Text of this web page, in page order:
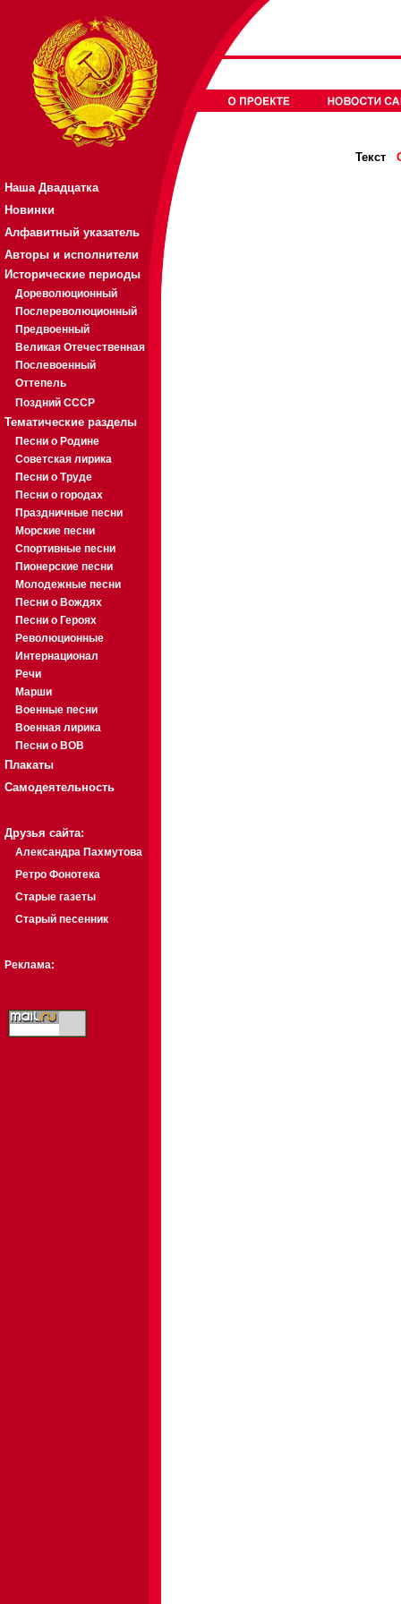
Наша Двадцатка
Новинки
Алфавитный указатель
Авторы и исполнители
Исторические периоды
Дореволюционный
Послереволюционный
Предвоенный
Великая Отечественная
Послевоенный
Оттепель
Поздний СССР
Тематические разделы
Песни о Родине
Советская лирика
Песни о Труде
Песни о городах
Праздничные песни
Морские песни
Спортивные песни
Пионерские песни
Молодежные песни
Песни о Вождях
Песни о Героях
Революционные
Интернационал
Речи
Марши
Военные песни
Военная лирика
Песни о ВОВ
Плакаты
Самодеятельность
Друзья сайта:
Александра Пахмутова
Ретро Фонотека
Старые газеты
Старый песенник
Реклама:
Текст